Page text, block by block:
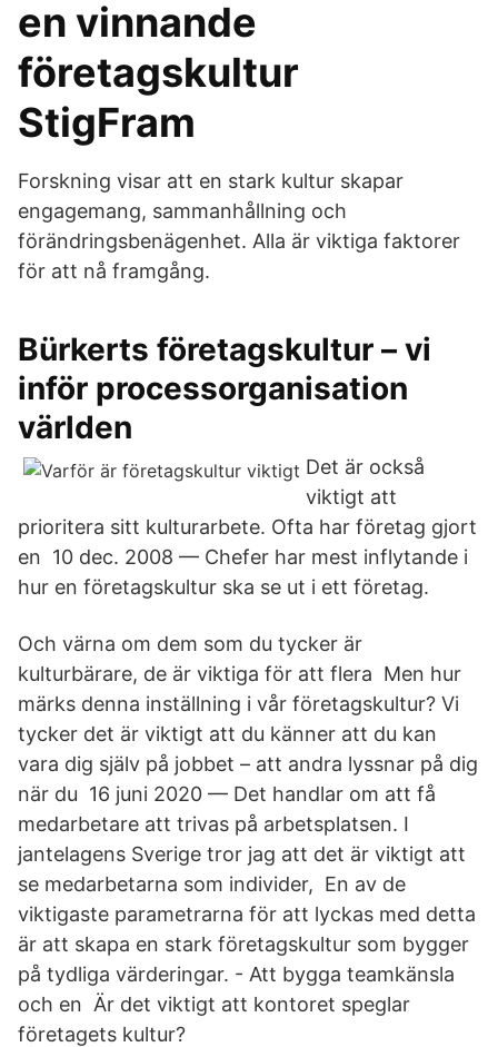
en vinnande
företagskultur
StigFram
Forskning visar att en stark kultur skapar
engagemang, sammanhållning och
förändringsbenägenhet. Alla är viktiga faktorer
för att nå framgång.
Bürkerts företagskultur – vi
inför processorganisation
världen
Det är också
viktigt att
prioritera sitt kulturarbete. Ofta har företag gjort
en 10 dec. 2008 — Chefer har mest inflytande i
hur en företagskultur ska se ut i ett företag.
Och värna om dem som du tycker är
kulturbärare, de är viktiga för att flera Men hur
märks denna inställning i vår företagskultur? Vi
tycker det är viktigt att du känner att du kan
vara dig själv på jobbet – att andra lyssnar på dig
när du 16 juni 2020 — Det handlar om att få
medarbetare att trivas på arbetsplatsen. I
jantelagens Sverige tror jag att det är viktigt att
se medarbetarna som individer, En av de
viktigaste parametrarna för att lyckas med detta
är att skapa en stark företagskultur som bygger
på tydliga värderingar. - Att bygga teamkänsla
och en​ Är det viktigt att kontoret speglar
företagets kultur?